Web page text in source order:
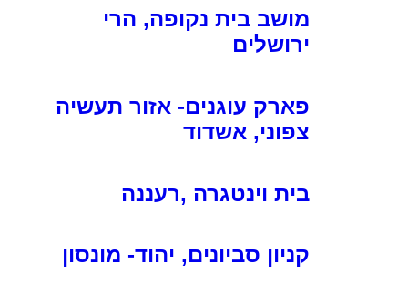
מושב בית נקופה, הרי
ירושלים
פארק עוגנים- אזור תעשיה
צפוני, אשדוד
בית וינטגרה ,רעננה
קניון סביונים, יהוד- מונסון